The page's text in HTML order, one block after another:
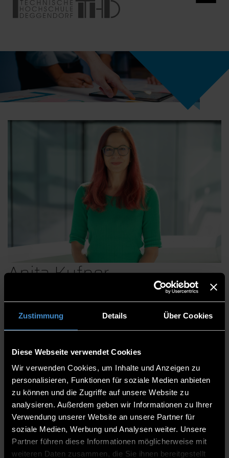
Zustimmung Details Über Cookies
Diese Webseite verwendet Cookies
Wir verwenden Cookies, um Inhalte und Anzeigen zu
personalisieren, Funktionen für soziale Medien anbieten
zu können und die Zugriffe auf unsere Website zu
analysieren. Außerdem geben wir Informationen zu Ihrer
Verwendung unserer Website an unsere Partner für
soziale Medien, Werbung und Analysen weiter. Unsere
Partner führen diese Informationen möglicherweise mit
weiteren Daten zusammen, die Sie ihnen bereitgestellt
Anita Kufner
Abteilung Drittmittelmanagement
Assistentin
ITC2 1.50
0991/3615-269